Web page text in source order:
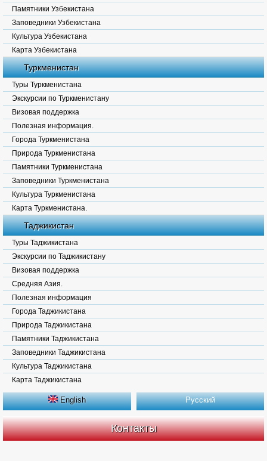
Памятники Узбекистана
Заповедники Узбекистана
Культура Узбекистана
Карта Узбекистана
Туркменистан
Туры Туркменистана
Экскурсии по Туркменистану
Визовая поддержка
Полезная информация.
Города Туркменистана
Природа Туркменистана
Памятники Туркменистана
Заповедники Туркменистана
Культура Туркменистана
Карта Туркменистана.
Таджикистан
Туры Таджикистана
Экскурсии по Таджикистану
Визовая поддержка
Средняя Азия.
Полезная информация
Города Таджикистана
Природа Таджикистана
Памятники Таджикистана
Заповедники Таджикистана
Культура Таджикистана
Карта Таджикистана
English Русский
Контакты